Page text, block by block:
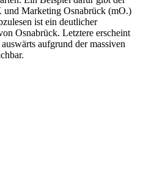
und Marketing Osnabrück (mO.)
ist ein deutlicher
Osnabrück. Letztere erscheint
aufgrund der massiven